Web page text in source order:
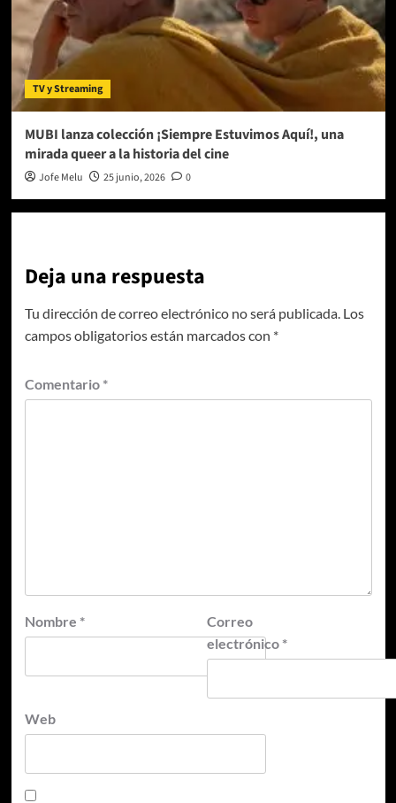
TV y Streaming
MUBI lanza colección ¡Siempre Estuvimos Aquí!, una
mirada queer a la historia del cine
Jofe Melu 25 junio, 2026 0
Deja una respuesta
Tu dirección de correo electrónico no será publicada. Los
campos obligatorios están marcados con *
Comentario *
Nombre *
Correo
electrónico *
Web